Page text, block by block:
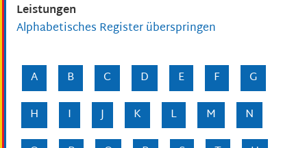
Leistungen
Alphabetisches Register überspringen
A B C D E F
G
H
I J K L M
N